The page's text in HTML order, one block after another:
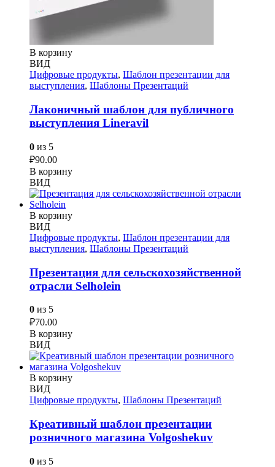
В корзину
ВИД
Цифровые продукты, Шаблон презентации для
выступления, Шаблоны Презентаций
Лаконичный шаблон для публичного
выступления Lineravil
0 из 5
₽90.00
В корзину
ВИД
В корзину
ВИД
Цифровые продукты, Шаблон презентации для
выступления, Шаблоны Презентаций
Презентация для сельскохозяйственной
отрасли Selholein
0 из 5
₽70.00
В корзину
ВИД
В корзину
ВИД
Цифровые продукты, Шаблоны Презентаций
Креативный шаблон презентации
розничного магазина Volgoshekuv
0 из 5